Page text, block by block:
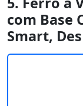
com Base
Smart, Des